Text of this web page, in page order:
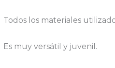
Todos los materiales
Es muy versátil y juvenil.